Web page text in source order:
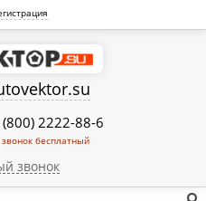
2222-88-6
звонок бесплатный
звонок